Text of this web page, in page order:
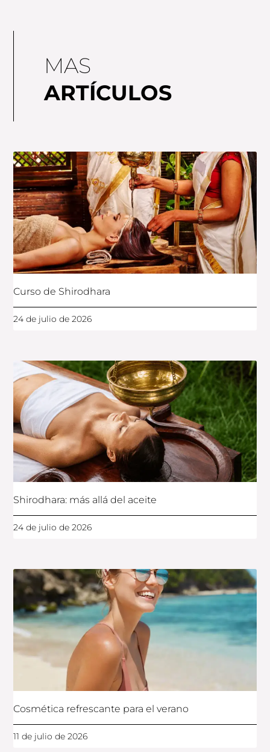
MAS
ARTÍCULOS
Curso de Shirodhara
24 de julio de 2026
Shirodhara: más allá del aceite
24 de julio de 2026
Cosmética refrescante para el verano
11 de julio de 2026